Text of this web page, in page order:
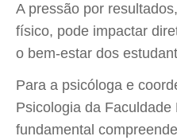
A pressão por
físico, pode impactar
o bem-estar dos
Para a psicóloga e
Psicologia da
fundamental